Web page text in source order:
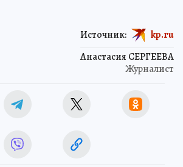
Анастасия СЕРГЕЕВА
Журналист
Источник: kp.ru